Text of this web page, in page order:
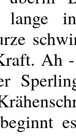
lange
Ah